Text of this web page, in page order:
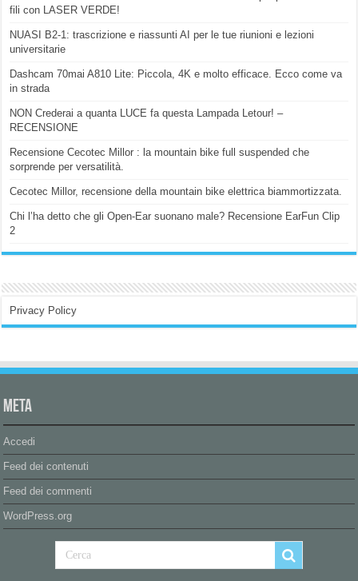
fili con LASER VERDE!
NUASI B2-1: trascrizione e riassunti AI per le tue riunioni e lezioni
universitarie
Dashcam 70mai A810 Lite: Piccola, 4K e molto efficace. Ecco come va
in strada
NON Crederai a quanta LUCE fa questa Lampada Letour! –
RECENSIONE
Recensione Cecotec Millor : la mountain bike full suspended che
sorprende per versatilità.
Cecotec Millor, recensione della mountain bike elettrica biammortizzata.
Chi l’ha detto che gli Open-Ear suonano male? Recensione EarFun Clip
2
Privacy Policy
Meta
Accedi
Feed dei contenuti
Feed dei commenti
WordPress.org